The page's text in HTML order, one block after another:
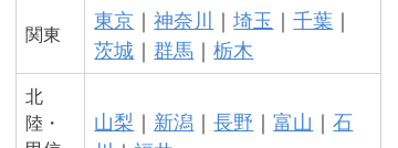
関東
東京 ｜神奈川 ｜埼玉 ｜千葉 ｜
茨城 ｜ 群馬 ｜栃木
北
陸・
山梨 ｜ 新潟 ｜長野 ｜富山 ｜石